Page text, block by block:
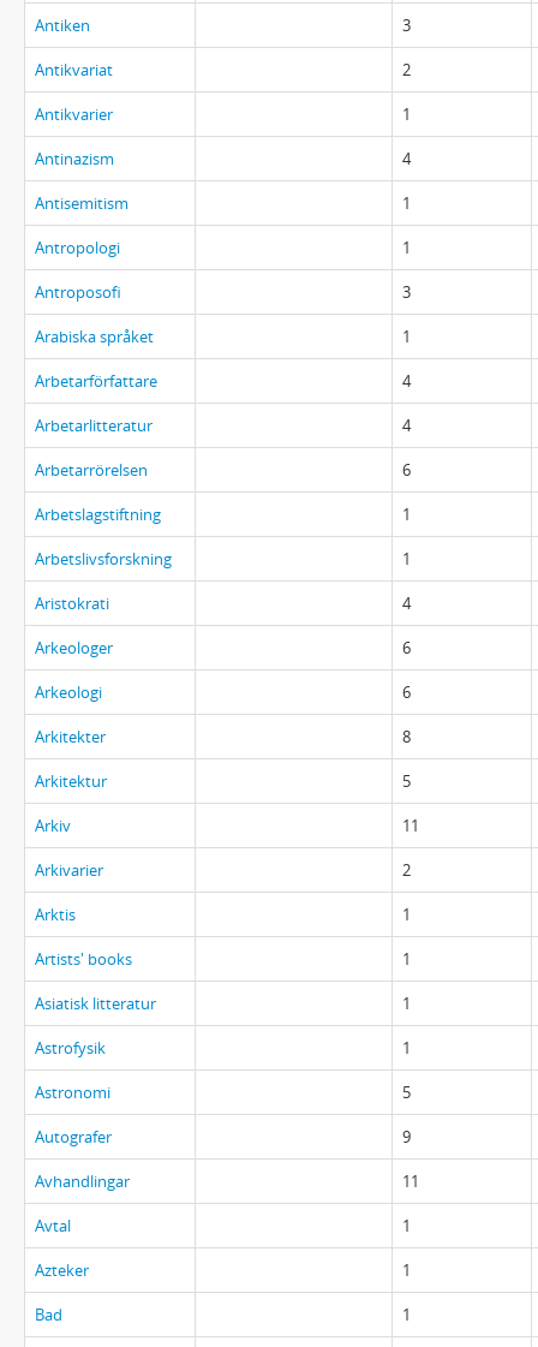
Antiken 3
Antikvariat 2
Antikvarier 1
Antinazism 4
Antisemitism 1
Antropologi 1
Antroposofi 3
Arabiska språket 1
Arbetarförfattare 4
Arbetarlitteratur 4
Arbetarrörelsen 6
Arbetslagstiftning 1
Arbetslivsforskning 1
Aristokrati 4
Arkeologer 6
Arkeologi 6
Arkitekter 8
Arkitektur 5
Arkiv 11
Arkivarier 2
Arktis 1
Artists' books 1
Asiatisk litteratur 1
Astrofysik 1
Astronomi 5
Autografer 9
Avhandlingar 11
Avtal 1
Azteker 1
Bad 1